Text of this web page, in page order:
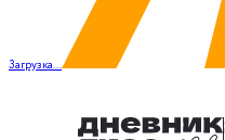
Загрузка...